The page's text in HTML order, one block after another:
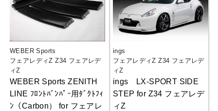
WEBER Sports
フェアレディZ Z34 フェアレデ
ィZ
WEBER Sports ZENITH
LINE ﾌﾛﾝﾄﾊﾞﾝﾊﾟｰ用ﾀﾞｸﾄﾌｨ
ﾝ（Carbon） for フェアレ
ings
フェアレディZ Z34 フェアレデ
ィZ
ings LX-SPORT SIDE
STEP for Z34 フェアレデ
ィZ